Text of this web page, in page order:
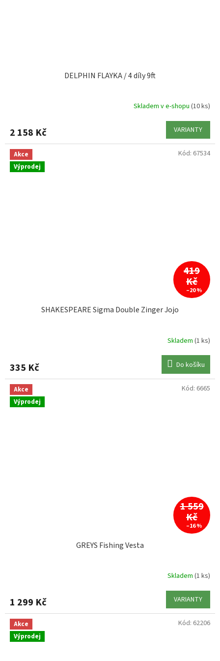
DELPHIN FLAYKA / 4 díly 9ft
Skladem v e-shopu (10 ks)
2 158 Kč VARIANTY
Akce
Výprodej
419
Kč
–20 %
SHAKESPEARE Sigma Double Zinger Jojo
Skladem (1 ks)
335 Kč Do košíku
Kód: 67534
Akce
Výprodej
1 559
Kč
–16 %
GREYS Fishing Vesta
Skladem (1 ks)
1 299 Kč VARIANTY
Kód: 6665
Akce
Výprodej
Kód: 62206